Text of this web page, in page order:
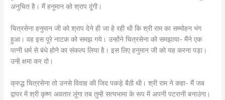
अनुचित है। मैं हनुमान को श्राप दूंगी।
चित्रसेना हनुमान जी को श्राप देने ही जा हे रही थी कि श्री राम का सम्मोहन भंग
हुआ। वह इस पूरे नाटक को समझ गये। उन्होंने चित्रसेना को समझाया- मैंने एक
पत्नी धर्म से बंधे होने का संकल्प लिया है। इस लिए हनुमान जी को यह करना पड़ा।
उन्हें क्षमा कर दो।
क्रुद्ध चित्रसेना तो उनसे विवाह की जिद पकड़े बैठी थी। श्री राम ने कहा- मैं जब
द्वापर में श्री कृष्ण अवतार लूंगा तब तुम्हें सत्यभामा के रूप में अपनी पटरानी बनाउंगा।